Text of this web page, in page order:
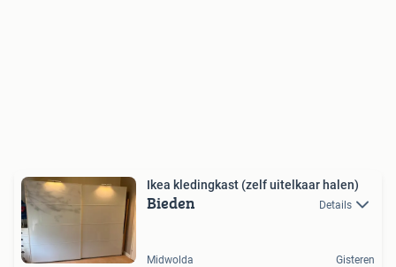
Ikea kledingkast (zelf uitelkaar halen)
Bieden Details
Midwolda Gisteren